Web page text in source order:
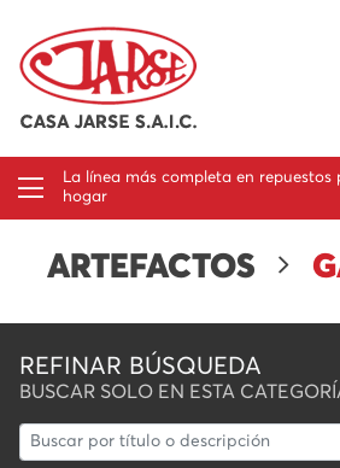
La línea más completa en repuestos
hogar
ARTEFACTOS
REFINAR BÚSQUEDA
BUSCAR SOLO EN ESTA